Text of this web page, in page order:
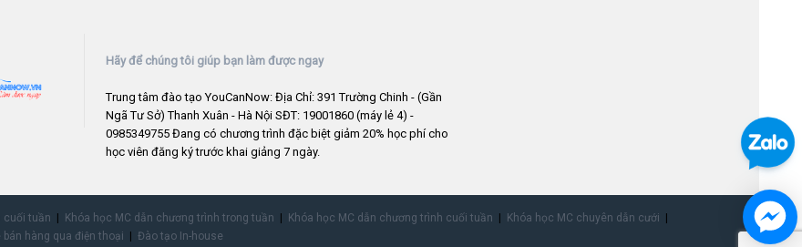
Hãy để chúng tôi giúp bạn làm được ngay
Trung tâm đào tạo YouCanNow: Địa Chỉ: 391 Trường Chinh - (Gần
Ngã Tư Sở) Thanh Xuân - Hà Nội SĐT: 19001860 (máy lẻ 4) -
0985349755 Đang có chương trình đặc biệt giảm 20% học phí cho
học viên đăng ký trước khai giảng 7 ngày.
cuối tuần Khóa học MC dẫn chương trình trong tuần Khóa học MC dẫn chương trình cuối tuần
Khóa học MC chuyên dẫn cưới
hàng qua điện thoại Đào tạo In-house